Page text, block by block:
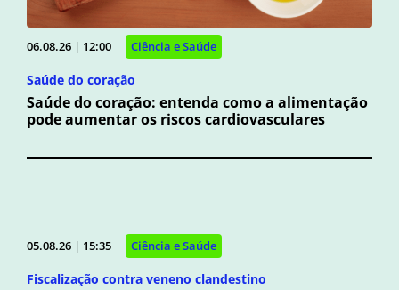
06.08.26 | 12:00 Ciência e Saúde
Saúde do coração
Saúde do coração: entenda como a alimentação
pode aumentar os riscos cardiovasculares
05.08.26 | 15:35 Ciência e Saúde
Fiscalização contra veneno clandestino